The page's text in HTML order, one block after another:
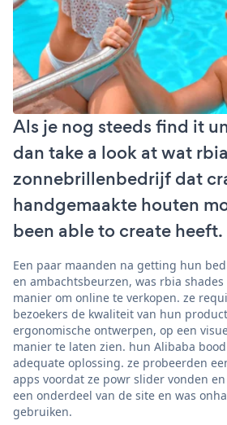
Als je nog steeds find it
dan take a look at wat
zonnebrillenbedrijf dat
handgemaakte houten
been able to create heeft.
Een paar maanden na getting hun
en ambachtsbeurzen, was rbia shades
manier om online te verkopen. ze
bezoekers de kwaliteit van hun
ergonomische ontwerpen, op een
manier te laten zien. hun Alibaba
adequate oplossing. ze probeerden
apps voordat ze powr slider vonden
een onderdeel van de site en was
gebruiken.